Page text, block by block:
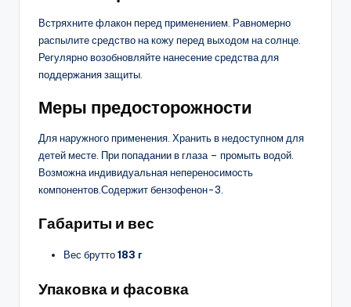
Встряхните флакон перед применением. Равномерно
распылите средство на кожу перед выходом на солнце.
Регулярно возобновляйте нанесение средства для
поддержания защиты.
Меры предосторожности
Для наружного применения. Хранить в недоступном для
детей месте. При попадании в глаза – промыть водой.
Возможна индивидуальная непереносимость
компонентов.Содержит бензофенон-3.
Габариты и вес
Вес брутто183 г
Упаковка и фасовка